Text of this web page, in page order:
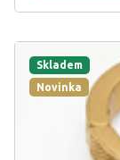
Skladem
Novinka